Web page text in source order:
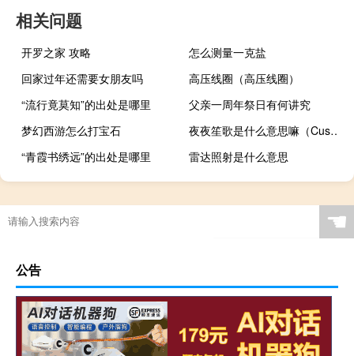
相关问题
开罗之家 攻略
怎么测量一克盐
回家过年还需要女朋友吗
高压线圈（高压线圈）
“流行竟莫知”的出处是哪里
父亲一周年祭日有何讲究
梦幻西游怎么打宝石
夜夜笙歌是什么意思嘛（Custodian 是什么意思嘛）
“青霞书绣远”的出处是哪里
雷达照射是什么意思
☚
公告